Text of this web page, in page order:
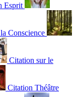
Esprit
Conscience
Citation sur le
Citation Théâtre